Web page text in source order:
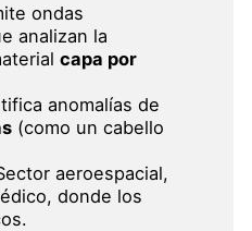
ondas
analizan la
capa por
anomalías de
(como un cabello
aeroespacial,
donde los